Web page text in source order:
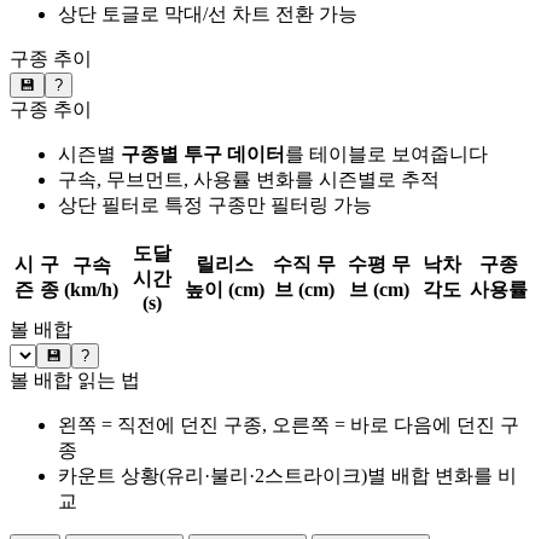
상단 토글로 막대/선 차트 전환 가능
구종 추이
💾 ?
구종 추이
시즌별 구종별 투구 데이터 를 테이블로 보여줍니다
구속, 무브먼트, 사용률 변화를 시즌별로 추적
상단 필터로 특정 구종만 필터링 가능
시
즌
구
종
구속
(km/h)
도달
시간
(s)
릴리스
높이 (cm)
수직 무
브 (cm)
수평 무
브 (cm)
낙차
각도
구종
사용률
볼 배합
💾 ?
볼 배합 읽는 법
왼쪽 = 직전에 던진 구종, 오른쪽 = 바로 다음에 던진 구
종
카운트 상황(유리·불리·2스트라이크)별 배합 변화를 비
교